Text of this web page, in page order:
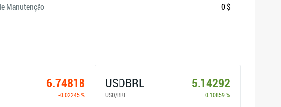
Manutenção 0 $
6.74818
-0.02245 %
USDBRL 5.14292
USD/BRL 0.10859 %